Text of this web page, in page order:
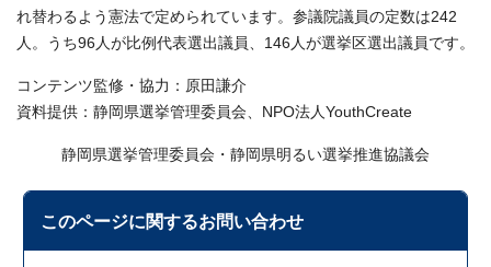
れ替わるよう憲法で定められています。参議院議員の定数は242
人。うち96人が比例代表選出議員、146人が選挙区選出議員です。
コンテンツ監修・協力：原田謙介
資料提供：静岡県選挙管理委員会、NPO法人YouthCreate
静岡県選挙管理委員会・静岡県明るい選挙推進協議会
このページに関するお問い合わせ